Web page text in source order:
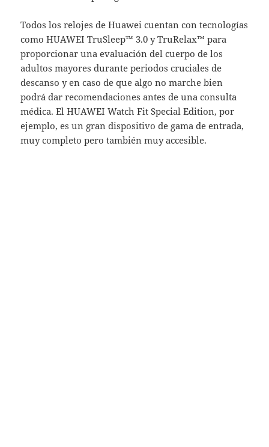
Todos los relojes de Huawei cuentan con tecnologías
como HUAWEI TruSleep™ 3.0 y TruRelax™ para
proporcionar una evaluación del cuerpo de los
adultos mayores durante periodos cruciales de
descanso y en caso de que algo no marche bien
podrá dar recomendaciones antes de una consulta
médica. El HUAWEI Watch Fit Special Edition, por
ejemplo, es un gran dispositivo de gama de entrada,
muy completo pero también muy accesible.